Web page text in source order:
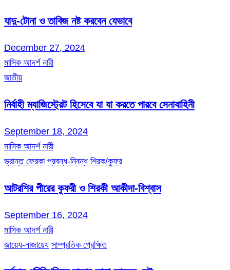
যাদু-টোনা ও তাবিজ নষ্ট করবেন যেভাবে
December 27, 2024
মাসিক আদর্শ নারী
জাতীয়
নির্বাহী ম্যাজিস্ট্রেট হিসেবে যা যা করতে পারবে সেনাবাহিনী
September 18, 2024
মাসিক আদর্শ নারী
ভ্রান্ত ফেরকা প্রবন্ধ-নিবন্ধ শিরক/কুফর
আটরশির পীরের কুফরী ও শিরকী আকীদা-বিশ্বাস
September 16, 2024
মাসিক আদর্শ নারী
জায়েয-নাজায়েয সাম্প্রতিক প্রেক্ষিত